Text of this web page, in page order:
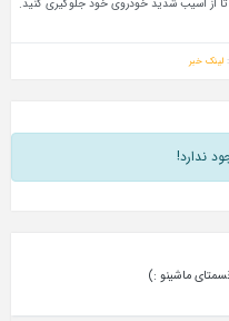
لینک خبر
ندارد!
ماشینو :)